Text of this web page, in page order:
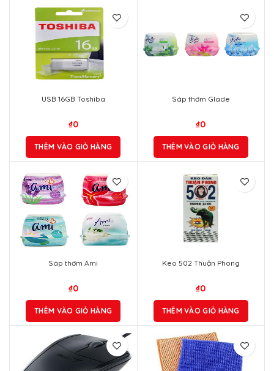
USB 16GB Toshiba
₫0
THÊM VÀO GIỎ HÀNG
Sáp thơm Glade
₫0
THÊM VÀO GIỎ HÀNG
Sáp thơm Ami
₫0
THÊM VÀO GIỎ HÀNG
Keo 502 Thuận Phong
₫0
THÊM VÀO GIỎ HÀNG